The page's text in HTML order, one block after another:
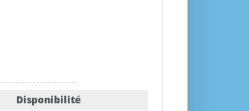
Disponibilité